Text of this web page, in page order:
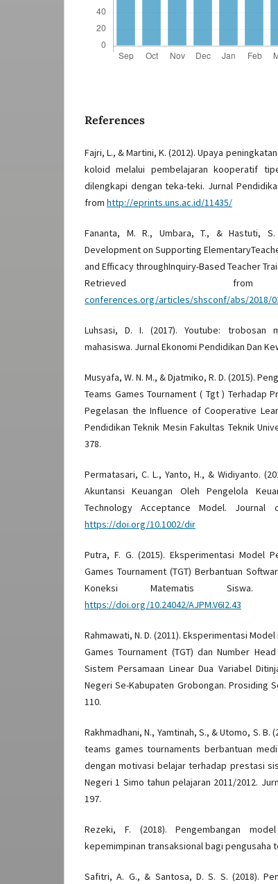
References
Fajri, L., & Martini, K. (2012). Upaya
koloid melalui pembelajaran kooperatif
dilengkapi dengan teka-teki. Jurnal
from http://eprints.uns.ac.id/11435/
Fananta, M. R., Umbara, T., & Hastuti,
Development on Supporting
and Efficacy throughInquiry-Based Teacher
Retrieved
conferences.org/articles/shsconf/abs/2018/
Luhsasi, D. I. (2017). Youtube: trobosan
mahasiswa. Jurnal Ekonomi Pendidikan Dan
Musyafa, W. N. M., & Djatmiko, R. D. (2015).
Teams Games Tournament ( Tgt ) Terhadap
Pegelasan the Influence of Cooperative
Pendidikan Teknik Mesin Fakultas Teknik
378.
Permatasari, C. L., Yanto, H., & Widiyanto.
Akuntansi Keuangan Oleh Pengelola
Technology Acceptance Model. Journal
https://doi.org/10.1002/dir
Putra, F. G. (2015). Eksperimentasi Model
Games Tournament (TGT) Berbantuan
Koneksi Matematis Siswa.
https://doi.org/10.24042/AJPM.V6I2.43
Rahmawati, N. D. (2011). Eksperimentasi
Games Tournament (TGT) dan Number
Sistem Persamaan Linear Dua Variabel
Negeri Se-Kabupaten Grobongan. Prosiding
110.
Rakhmadhani, N., Yamtinah, S., & Utomo, S.
teams games tournaments berbantuan
dengan motivasi belajar terhadap prestasi
Negeri 1 Simo tahun pelajaran 2011/2012.
197.
Rezeki, F. (2018). Pengembangan
kepemimpinan transaksional bagi pengusaha
Safitri, A. G., & Santosa, D. S. S. (2018).